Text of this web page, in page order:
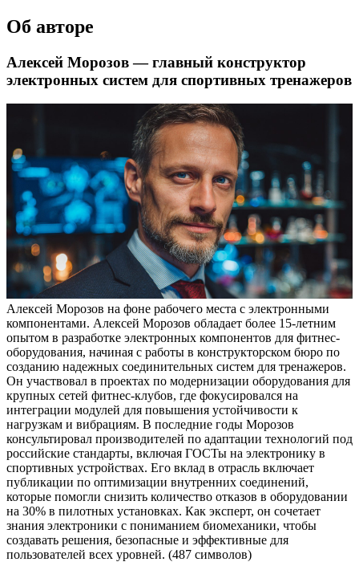
Об авторе
Алексей Морозов — главный конструктор
электронных систем для спортивных тренажеров
Алексей Морозов на фоне рабочего места с электронными
компонентами. Алексей Морозов обладает более 15-летним
опытом в разработке электронных компонентов для фитнес-
оборудования, начиная с работы в конструкторском бюро по
созданию надежных соединительных систем для тренажеров.
Он участвовал в проектах по модернизации оборудования для
крупных сетей фитнес-клубов, где фокусировался на
интеграции модулей для повышения устойчивости к
нагрузкам и вибрациям. В последние годы Морозов
консультировал производителей по адаптации технологий под
российские стандарты, включая ГОСТы на электронику в
спортивных устройствах. Его вклад в отрасль включает
публикации по оптимизации внутренних соединений,
которые помогли снизить количество отказов в оборудовании
на 30% в пилотных установках. Как эксперт, он сочетает
знания электроники с пониманием биомеханики, чтобы
создавать решения, безопасные и эффективные для
пользователей всех уровней. (487 символов)